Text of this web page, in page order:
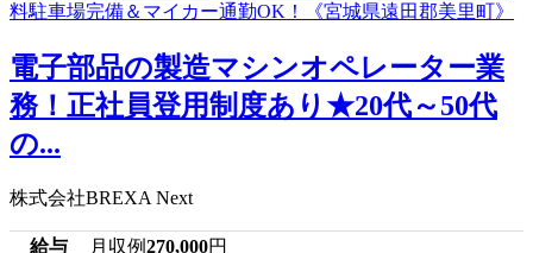
電子部品の製造マシンオペレーター業
務！正社員登用制度あり★20代～50代
の...
株式会社BREXA Next
給与 月収例270,000円